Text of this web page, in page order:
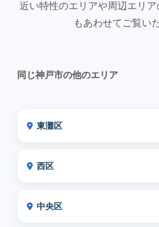
近い特性のエリアや周辺エリ
もあわせてご覧い
同じ神戸市の他のエリア
東灘区
西区
中央区